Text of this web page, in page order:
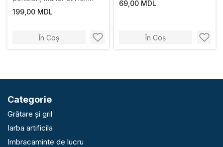
199,00 MDL
În Coș
69,00 MDL
În Coș
Categorie
Grătare și gril
Iarba artificila
Imbracaminte de lucru